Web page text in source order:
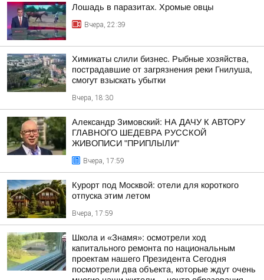
Лошадь в паразитах. Хромые овцы
Вчера, 22:39
Химикаты слили бизнес. Рыбные хозяйства,
пострадавшие от загрязнения реки Гнилуша,
смогут взыскать убытки
Вчера, 18:30
Александр Зимовский: НА ДАЧУ К АВТОРУ
ГЛАВНОГО ШЕДЕВРА РУССКОЙ
ЖИВОПИСИ "ПРИПЛЫЛИ"
Вчера, 17:59
Курорт под Москвой: отели для короткого
отпуска этим летом
Вчера, 17:59
Школа и «Знамя»: осмотрели ход
капитального ремонта по национальным
проектам нашего Президента Сегодня
посмотрели два объекта, которые ждут очень